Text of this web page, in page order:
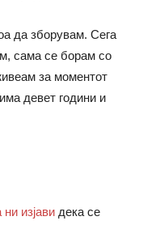
да зборувам. Сега
сама се борам со
за моментот
девет години и
изјави дека се